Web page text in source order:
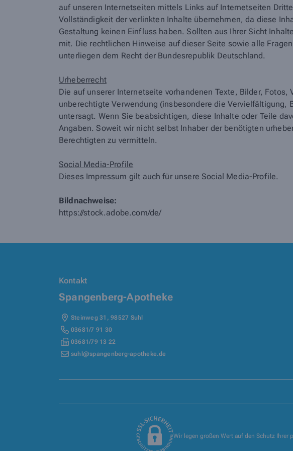
auf unseren Internetseiten mittels Links auf Internetseiten
Vollständigkeit der verlinkten Inhalte übernehmen, da diese
Gestaltung keinen Einfluss haben. Sollten aus Ihrer Sicht
mit. Die rechtlichen Hinweise auf dieser Seite sowie alle
unterliegen dem Recht der Bundesrepublik Deutschland.
Urheberrecht
Die auf unserer Internetseite vorhandenen Texte, Bilder,
unberechtigte Verwendung (insbesondere die
untersagt. Wenn Sie beabsichtigen, diese Inhalte oder Teile
Angaben. Soweit wir nicht selbst Inhaber der benötigten
Berechtigten zu vermitteln.
Social Media-Profile
Dieses Impressum gilt auch für unsere Social Media-Profile.
Bildnachweise:
https://stock.adobe.com/de/
Kontakt
Spangenberg-Apotheke
Steinweg 31 ,98527 Suhl
03681/7 91 30
03681/79 13 22
suhl@spangenberg-apotheke.de
Wir legen großen Wert auf den Schutz Ihrer